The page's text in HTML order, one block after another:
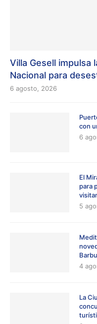
Villa Gesell impulsa
Nacional para
6 agosto, 2026
con
6
El
para
5
4
La